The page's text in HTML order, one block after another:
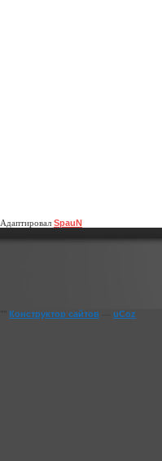
Адаптировал SpauN
Конструктор сайтов uCoz